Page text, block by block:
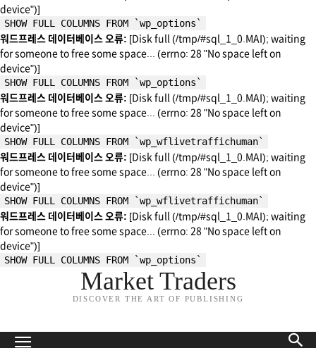
device")]
SHOW FULL COLUMNS FROM `wp_options`
워드프레스 데이터베이스 오류: [Disk full (/tmp/#sql_1_0.MAI); waiting
for someone to free some space... (errno: 28 "No space left on
device")]
SHOW FULL COLUMNS FROM `wp_options`
워드프레스 데이터베이스 오류: [Disk full (/tmp/#sql_1_0.MAI); waiting
for someone to free some space... (errno: 28 "No space left on
device")]
SHOW FULL COLUMNS FROM `wp_wflivetraffichuman`
워드프레스 데이터베이스 오류: [Disk full (/tmp/#sql_1_0.MAI); waiting
for someone to free some space... (errno: 28 "No space left on
device")]
SHOW FULL COLUMNS FROM `wp_wflivetraffichuman`
워드프레스 데이터베이스 오류: [Disk full (/tmp/#sql_1_0.MAI); waiting
for someone to free some space... (errno: 28 "No space left on
device")]
SHOW FULL COLUMNS FROM `wp_options`
Market Traders
DISCOVER THE ART OF PUBLISHING